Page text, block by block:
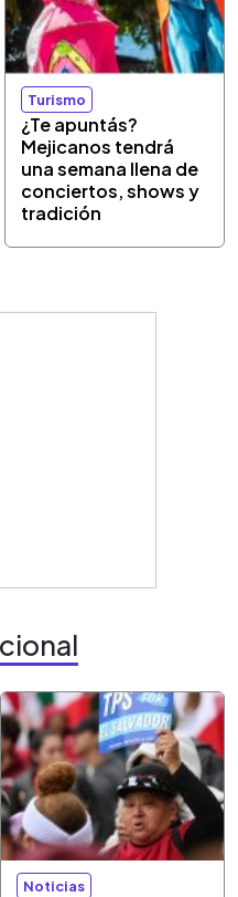
Turismo
¿Te apuntás?
Mejicanos tendrá
una semana llena de
conciertos, shows y
tradición
Noticias